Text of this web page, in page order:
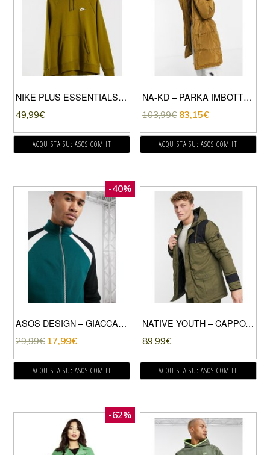
NIKE PLUS ESSENTIALS – FELPA CON CAPPUCCIO KAKI VERDE
49,99€
ACQUISTA SU: ASOS.COM IT
NA-KD – PARKA IMBOTTITO CON VITA ARRICCIATA COLOR OLIVA-VERDE
103,99€ 83,15€
ACQUISTA SU: ASOS.COM IT
-40%
ASOS DESIGN – GIACCA SPORTIVA VERDE PROFONDO A RIGHE COLOR BLOCK SULLE MANICHE
29,99€ 17,99€
ACQUISTA SU: ASOS.COM IT
NATIVE YOUTH – CAPPOTTO CON CAPPUCCIO VERDE OLIVA
89,99€
ACQUISTA SU: ASOS.COM IT
-62%